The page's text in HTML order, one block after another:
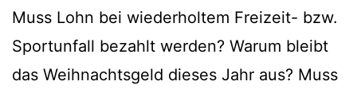
Muss Lohn bei wiederholtem Freizeit- bzw.
Sportunfall bezahlt werden? Warum bleibt
das Weihnachtsgeld dieses Jahr aus? Muss